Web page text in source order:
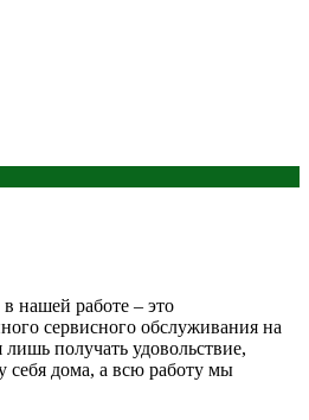
нашей работе – это
сервисного обслуживания на
получать удовольствие,
себя дома, а всю работу мы